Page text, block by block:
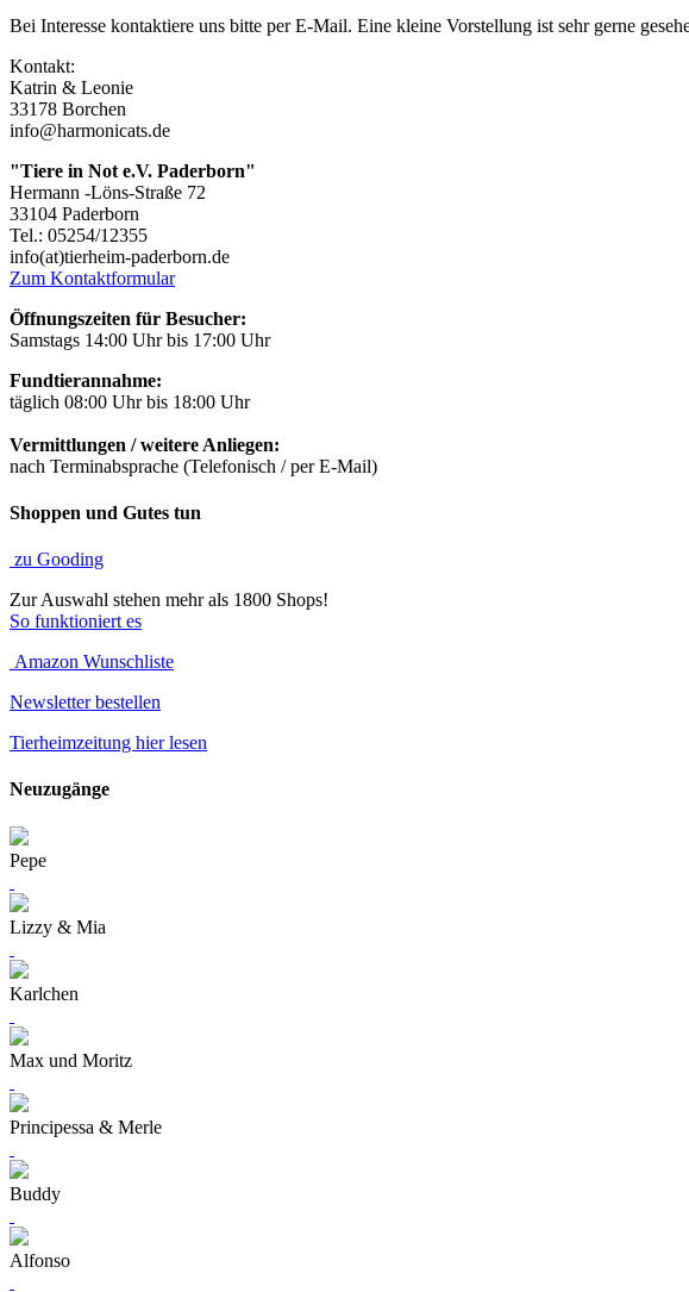
Bei Interesse kontaktiere uns bitte per E-Mail. Eine kleine Vorstellung ist sehr gerne
Kontakt:
Katrin & Leonie
33178 Borchen
info@harmonicats.de
"Tiere in Not e.V. Paderborn"
Hermann -Löns-Straße 72
33104 Paderborn
Tel.: 05254/12355
info(at)tierheim-paderborn.de
Zum Kontaktformular
Öffnungszeiten für Besucher:
Samstags 14:00 Uhr bis 17:00 Uhr
Fundtierannahme:
täglich 08:00 Uhr bis 18:00 Uhr
Vermittlungen / weitere Anliegen:
nach Terminabsprache (Telefonisch / per E-Mail)
Shoppen und Gutes tun
zu Gooding
Zur Auswahl stehen mehr als 1800 Shops!
So funktioniert es
Amazon Wunschliste
Newsletter bestellen
Tierheimzeitung hier lesen
Neuzugänge
Pepe
Lizzy & Mia
Karlchen
Max und Moritz
Principessa & Merle
Buddy
Alfonso